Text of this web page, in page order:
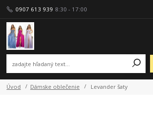
0907 613 939 8:30 - 17:00
Úvod Dámske oblečenie Levander šaty